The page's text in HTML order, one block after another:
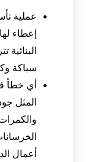
عملية
إعطاء
سباكة
أي خطأ
المثل
أعمال